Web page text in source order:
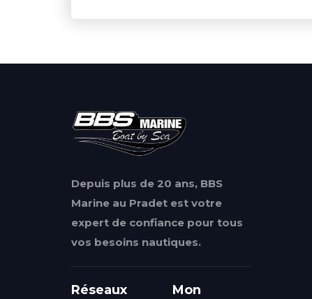
Depuis plus de 20 ans, BBS
Marine au Pradet est votre
expert de confiance pour tous
vos besoins nautiques.
Réseaux
Mon